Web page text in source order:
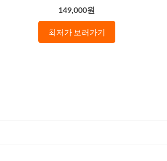
149,000원
최저가 보러가기